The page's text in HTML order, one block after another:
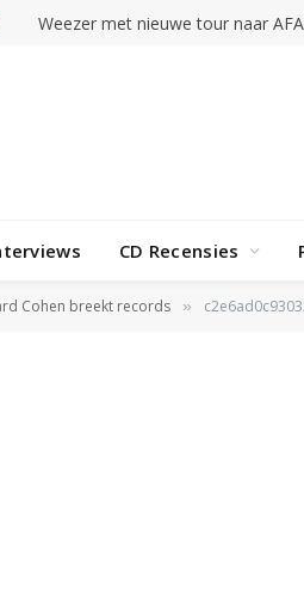
Weezer met nieuwe tour naar
CD Recensies
Cohen breekt records »